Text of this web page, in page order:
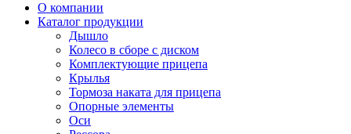
О компании
Каталог продукции
Дышло
Колесо в сборе с диском
Комплектующие прицепа
Крылья
Тормоза наката для прицепа
Опорные элементы
Оси